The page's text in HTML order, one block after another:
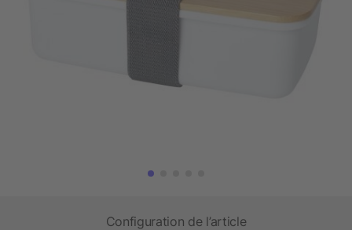
Configuration de l’article